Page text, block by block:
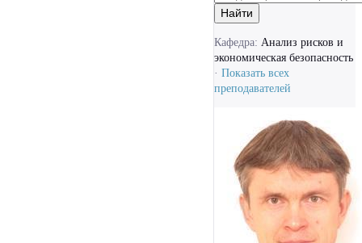
Найти
Кафедра: Анализ рисков и
экономическая безопасность
· Показать всех
преподавателей